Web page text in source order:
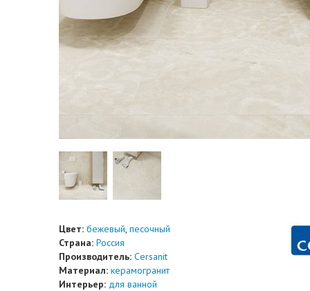
Цвет: бежевый, песочный
Страна: Россия
Производитель: Cersanit
Материал: керамогранит
Интерьер: для ванной